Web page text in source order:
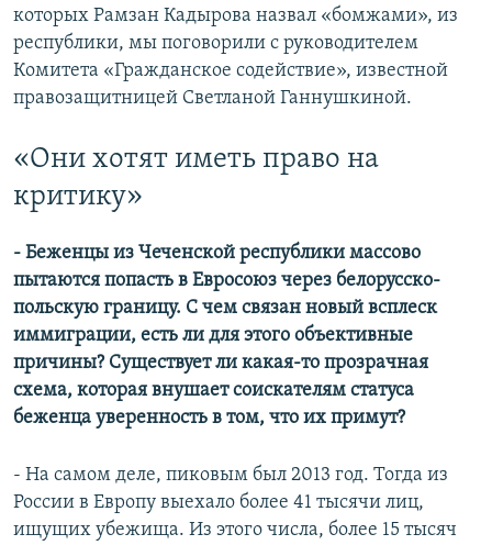
которых Рамзан Кадырова назвал «бомжами», из
республики, мы поговорили с руководителем
Комитета «Гражданское содействие», известной
правозащитницей Светланой Ганнушкиной.
«Они хотят иметь право на
критику»
- Беженцы из Чеченской республики массово
пытаются попасть в Евросоюз через белорусско-
польскую границу. С чем связан новый всплеск
иммиграции, есть ли для этого объективные
причины? Существует ли какая-то прозрачная
схема, которая внушает соискателям статуса
беженца уверенность в том, что их примут?
- На самом деле, пиковым был 2013 год. Тогда из
России в Европу выехало более 41 тысячи лиц,
ищущих убежища. Из этого числа, более 15 тысяч